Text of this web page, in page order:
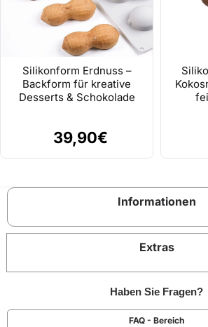
Silikonform Erdnuss –
Backform für kreative
Desserts & Schokolade
39,90€
Informationen
Extras
Haben Sie Fragen?
FAQ - Bereich